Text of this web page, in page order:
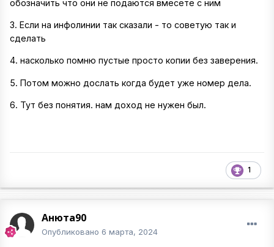
обозначить что они не подаются вмесете с ним
3. Если на инфолинии так сказали - то советую так и
сделать
4. насколько помню пустые просто копии без заверения.
5. Потом можно дослать когда будет уже номер дела.
6. Тут без понятия. нам доход не нужен был.
1
Анюта90
Опубликовано 6 марта, 2024